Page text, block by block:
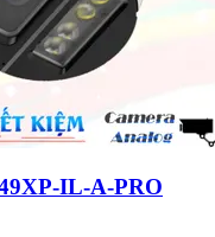
IL-A-PRO